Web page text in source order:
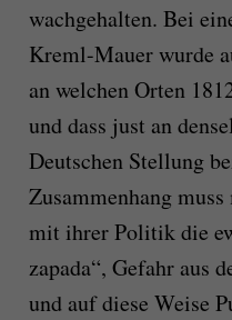
wachgehalten. Bei
Kreml-Mauer wurde
an welchen Orten
und dass just an
Deutschen Stellung
Zusammenhang
mit ihrer Politik die
zapada“, Gefahr aus
und auf diese Weise